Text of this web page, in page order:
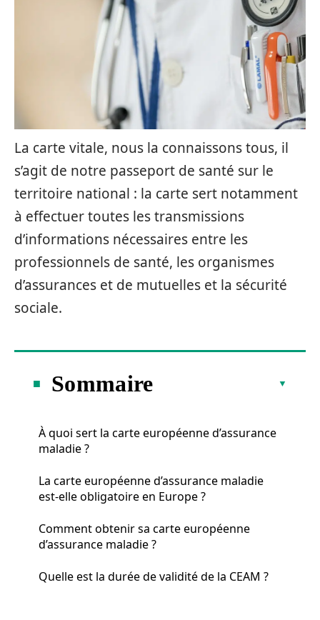
La carte vitale, nous la connaissons tous, il
s’agit de notre passeport de santé sur le
territoire national : la carte sert notamment
à effectuer toutes les transmissions
d’informations nécessaires entre les
professionnels de santé, les organismes
d’assurances et de mutuelles et la sécurité
sociale.
Sommaire
À quoi sert la carte européenne d’assurance
maladie ?
La carte européenne d’assurance maladie
est-elle obligatoire en Europe ?
Comment obtenir sa carte européenne
d’assurance maladie ?
Quelle est la durée de validité de la CEAM ?